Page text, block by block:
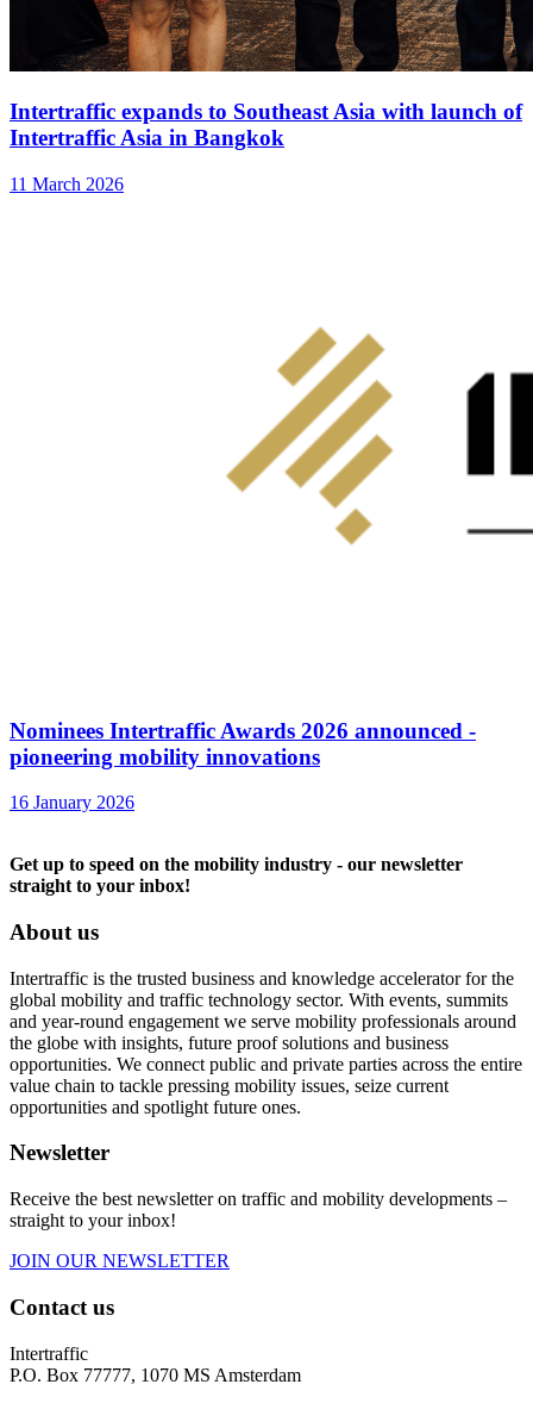
Intertraffic expands to Southeast Asia with launch of
Intertraffic Asia in Bangkok
11 March 2026
Nominees Intertraffic Awards 2026 announced -
pioneering mobility innovations
16 January 2026
Get up to speed on the mobility industry - our newsletter
straight to your inbox!
About us
Intertraffic is the trusted business and knowledge accelerator for the
global mobility and traffic technology sector. With events, summits
and year-round engagement we serve mobility professionals around
the globe with insights, future proof solutions and business
opportunities. We connect public and private parties across the entire
value chain to tackle pressing mobility issues, seize current
opportunities and spotlight future ones.
Newsletter
Receive the best newsletter on traffic and mobility developments –
straight to your inbox!
JOIN OUR NEWSLETTER
Contact us
Intertraffic
P.O. Box 77777, 1070 MS Amsterdam